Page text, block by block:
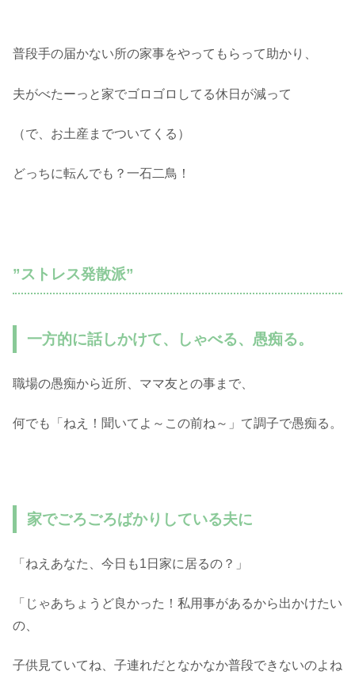
普段手の届かない所の家事をやってもらって助かり、
夫がべたーっと家でゴロゴロしてる休日が減って
（で、お土産までついてくる）
どっちに転んでも？一石二鳥！
”ストレス発散派”
一方的に話しかけて、しゃべる、愚痴る。
職場の愚痴から近所、ママ友との事まで、
何でも「ねえ！聞いてよ～この前ね～」て調子で愚痴る。
家でごろごろばかりしている夫に
「ねえあなた、今日も1日家に居るの？」
「じゃあちょうど良かった！私用事があるから出かけたい
の、
子供見ていてね、子連れだとなかなか普段できないのよね